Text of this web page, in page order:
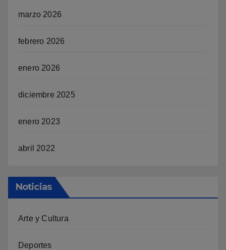
marzo 2026
febrero 2026
enero 2026
diciembre 2025
enero 2023
abril 2022
Noticias
Arte y Cultura
Deportes